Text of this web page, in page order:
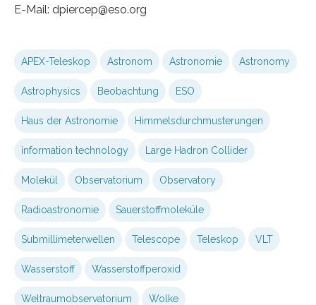
E-Mail: dpiercep@eso.org
APEX-Teleskop Astronom Astronomie Astronomy
Astrophysics Beobachtung ESO
Haus der Astronomie Himmelsdurchmusterungen
information technology Large Hadron Collider
Molekül Observatorium Observatory
Radioastronomie Sauerstoffmoleküle
Submillimeterwellen Telescope Teleskop VLT
Wasserstoff Wasserstoffperoxid
Weltraumobservatorium Wolke